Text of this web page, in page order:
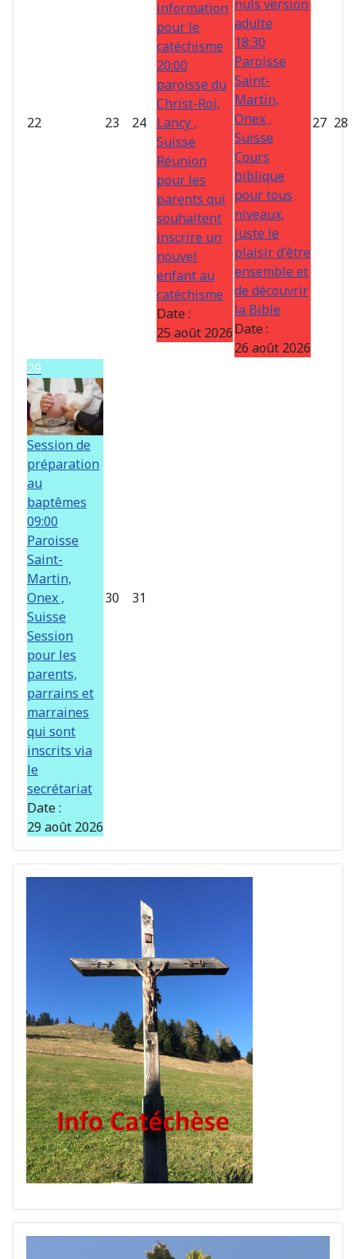
22 23 24
information
pour le
catéchisme
20:00
paroisse du
Christ-Roi,
Lancy ,
Suisse
Réunion
pour les
parents qui
souhaitent
inscrire un
nouvel
enfant au
catéchisme
Date :
25 août 2026
nuls version
adulte
18:30
Paroisse
Saint-
Martin,
Onex ,
Suisse
Cours
biblique
pour tous
niveaux,
juste le
plaisir d'être
ensemble et
de découvrir
la Bible
Date :
26 août 2026
27 28
29
Session de
préparation
au
baptêmes
09:00
Paroisse
Saint-
Martin,
Onex ,
Suisse
Session
pour les
parents,
parrains et
marraines
qui sont
inscrits via
le
secrétariat
Date :
29 août 2026
30 31